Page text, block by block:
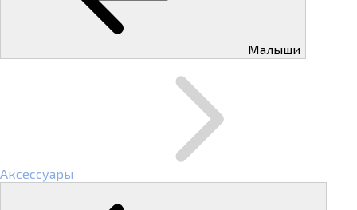
Малыши
Аксессуары